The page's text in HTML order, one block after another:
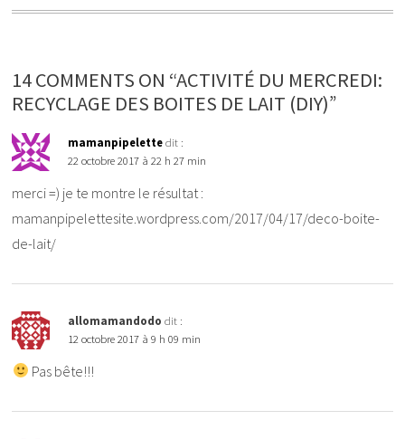
14 COMMENTS ON “ACTIVITÉ DU MERCREDI:
RECYCLAGE DES BOITES DE LAIT (DIY)”
mamanpipelette dit :
22 octobre 2017 à 22 h 27 min
merci =) je te montre le résultat :
mamanpipelettesite.wordpress.com/2017/04/17/deco-boite-
de-lait/
allomamandodo dit :
12 octobre 2017 à 9 h 09 min
Pas bête!!!